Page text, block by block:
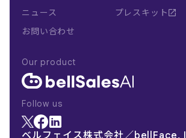
ニュース
お問い合わせ
プレスキット
Our product
Follow us